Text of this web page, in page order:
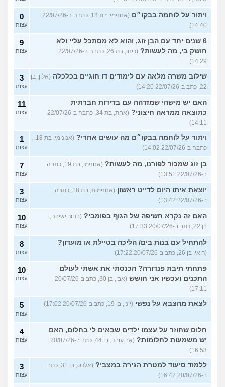
ויתור על לוחמה בבקו״ם
(אנונימי, בת 18, כתבה ב-22/07/26
14:40)
0
עצות
6 שנים יחד עם הבן זוג, והוא לא מסתכל עליי ולא
חושק בי, מה לעשות?
(כינוי, בת 26, כתבה ב-22/07/26
14:29)
9
עצות
שילוב משרה מלאה עם לימודים דו חוגיים בכלכלה (אלון, בן
22, כתב ב-22/07/26 14:20)
3
עצות
האם יש מישהי שמזדהה עם בדידות חברתית
כתוצאה ממראה חיצוני?
(אחת, בת 34, כתבה ב-22/07/26
14:11)
11
עצות
ויתור על לוחמה בבקו״ם מה עושים אחרי?
(אנונימי, בת 18,
כתבה ב-22/07/26 14:02)
1
עצות
בן זוג שמכור לפורנו, מה לעשות?
(אנונימי, בת 19, כתבה
ב-22/07/26 13:51)
7
עצות
יוצאת איתו היום לדייט ראשון
(אנונימית, בת 18, כתבה
ב-22/07/26 13:42)
3
עצות
האם זה נקרא חשיפה של הגוף בפומבי? (בחור ישיבה,
בן 22, כתב ב-20/07/26 17:33)
10
עצות
להתחיל עם בנות בים/ הליכה בטיילת או מועדון?
(רואי, בן 26, כתב ב-20/07/26 17:22)
8
עצות
פתחתי תיבת פנדורה? הכנסתי את אשתי לעולם
התכנים ועכשיו אני חושש
(אבי, בן 30, כתב ב-20/07/26
17:11)
10
עצות
לצאת מהצבא על נפשי (יוני, בן 19, כתב ב-20/07/26 17:02) 5
עצות
חלום שחוזר על עצמו ילדים שבאים לי בחלום, האם
יש משמעות לחלומות?
(אב עובד, בן 44, כתב ב-20/07/26
16:53)
4
עצות
ללמוד סיעוד למטרת הגירה במצבי?
(אלכס, בן 31, כתב
ב-20/07/26 16:42)
3
עצות